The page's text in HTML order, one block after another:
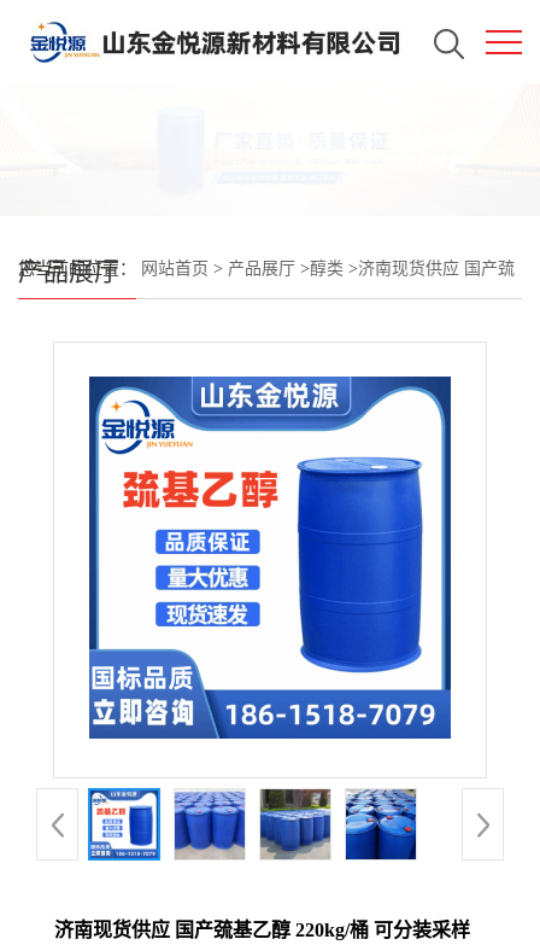
产品展厅
您当前的位置： 网站首页 > 产品展厅 >醇类 >济南现货供应 国产巯
济南现货供应 国产巯基乙醇 220kg/桶 可分装采样